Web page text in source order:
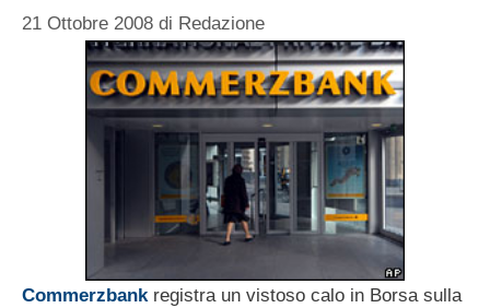
21 Ottobre 2008 di Redazione
Commerzbank registra un vistoso calo in Borsa sulla